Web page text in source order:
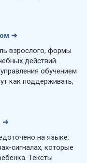
➜
взрослого, формы
действий.
обучением
как поддерживать,
➜
на языке:
сигналах, которые
Тексты